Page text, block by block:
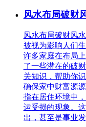
风水布局破财
风水布局破财风
被视为影响人们
许多家庭在布局
了一些潜在的破
关知识，帮助你
确保家中财富源
指在居住环境中
运受损的现象。
出，甚至是事业